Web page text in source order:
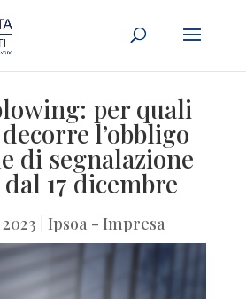
per quali
l’obbligo
di segnalazione
17 dicembre
2023 |Ipsoa - Impresa